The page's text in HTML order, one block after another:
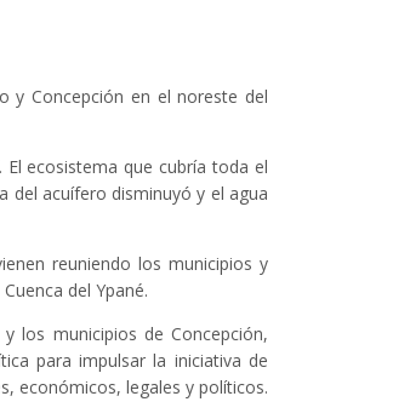
y Concepción en el noreste del
ecosistema que cubría toda el
del acuífero disminuyó y el agua
reuniendo los municipios y
del Ypané.
los municipios de Concepción,
para impulsar la iniciativa de
económicos, legales y políticos.